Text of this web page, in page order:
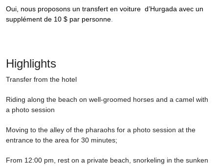
Oui, nous proposons un transfert en voiture d’Hurgada avec un
supplément de 10 $ par personne
Highlights
Transfer from the hotel
Riding along the beach on well-groomed horses and a camel with
a photo session
Moving to the alley of the pharaohs for a photo session at the
entrance to the area for 30 minutes;
From 12:00 pm, rest on a private beach, snorkeling in the sunken